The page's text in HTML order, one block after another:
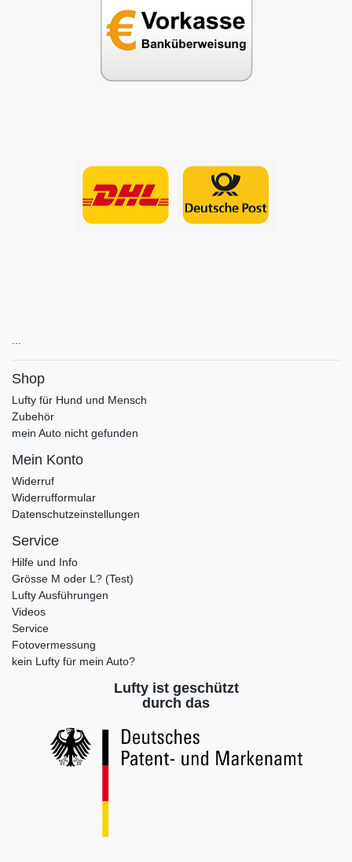
Shop
Lufty für Hund und Mensch
Zubehör
mein Auto nicht gefunden
Mein Konto
Widerruf
Widerrufformular
Datenschutzeinstellungen
Service
Hilfe und Info
Grösse M oder L? (Test)
Lufty Ausführungen
Videos
Service
Fotovermessung
kein Lufty für mein Auto?
Lufty ist geschützt
durch das